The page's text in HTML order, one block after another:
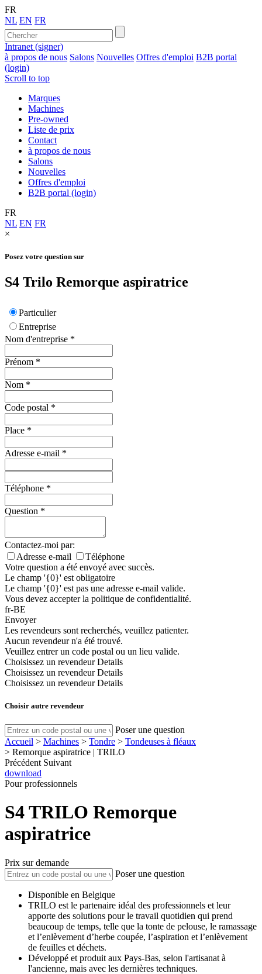
FR
NL EN FR
Intranet (signer)
à propos de nous Salons Nouvelles Offres d'emploi B2B portal
(login)
Scroll to top
Marques
Machines
Pre-owned
Liste de prix
Contact
à propos de nous
Salons
Nouvelles
Offres d'emploi
B2B portal (login)
FR
NL EN FR
×
Posez votre question sur
S4 Trilo Remorque aspiratrice
Particulier
Entreprise
Nom d'entreprise *
Prénom *
Nom *
Code postal *
Place *
Adresse e-mail *
Téléphone *
Question *
Contactez-moi par:
Adresse e-mail
Téléphone
Votre question a été envoyé avec succès.
Le champ '{0}' est obligatoire
Le champ '{0}' est pas une adresse e-mail valide.
Vous devez accepter la politique de confidentialité.
fr-BE
Envoyer
Les revendeurs sont recherchés, veuillez patienter.
Aucun revendeur n'a été trouvé.
Veuillez entrer un code postal ou un lieu valide.
Choisissez un revendeur Details
Choisissez un revendeur Details
Choisissez un revendeur Details
Choisir autre revendeur
Poser une question
Accueil > Machines > Tondre > Tondeuses à fléaux
> Remorque aspiratrice | TRILO
Précédent Suivant
download
Pour professionnels
S4TRILO Remorque
aspiratrice
Prix sur demande
Poser une question
Disponible en Belgique
TRILO est le partenaire idéal des professionnels et leur
apporte des solutions pour le travail quotidien qui prend
beaucoup de temps, telle que la tonte de pelouse, le ramassage
et l’enlèvement d’herbe coupée, l’aspiration et l’enlèvement
de feuilles et déchets.
Développé et produit aux Pays-Bas, selon l'artisanat à
l'ancienne, mais avec les dernières techniques.